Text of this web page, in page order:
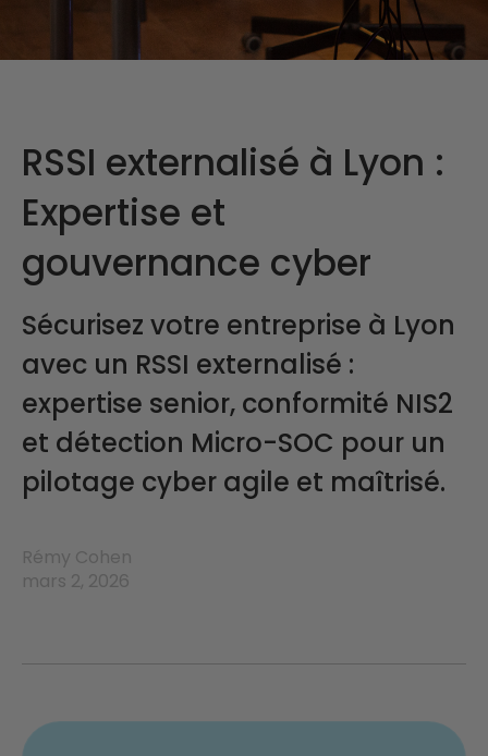
RSSI externalisé à Lyon :
Expertise et
gouvernance cyber
Sécurisez votre entreprise à Lyon
avec un RSSI externalisé :
expertise senior, conformité NIS2
et détection Micro-SOC pour un
pilotage cyber agile et maîtrisé.
Rémy Cohen
mars 2, 2026